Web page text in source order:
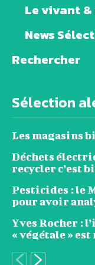
Le vivant
News
Rechercher
Sélection
Les magasins
Déchets
recycler c’est
Pesticides : le
pour avoir
Yves Rocher :
« végétale »